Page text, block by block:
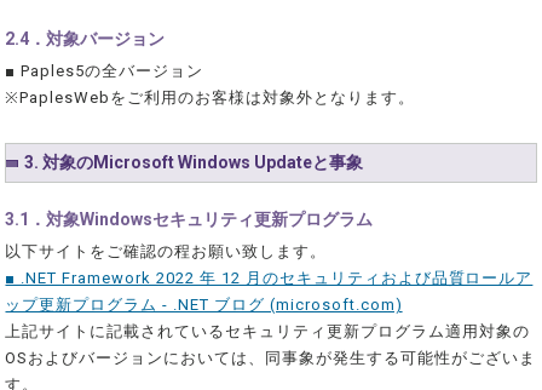
2.4．対象バージョン
■ Paples5の全バージョン
※PaplesWebをご利用のお客様は対象外となります。
3. 対象のMicrosoft Windows Updateと事象
3.1．対象Windowsセキュリティ更新プログラム
以下サイトをご確認の程お願い致します。
■ .NET Framework 2022 年 12 月のセキュリティおよび品質ロールア
ップ更新プログラム - .NET ブログ (microsoft.com)
上記サイトに記載されているセキュリティ更新プログラム適用対象の
OSおよびバージョンにおいては、同事象が発生する可能性がございま
す。